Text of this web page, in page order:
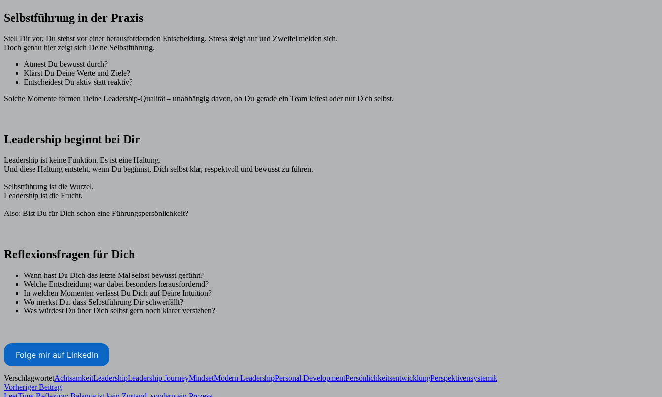
Selbstführung in der Praxis
Stell Dir vor, Du stehst vor einer herausfordernden Entscheidung. Stress steigt auf und Zweifel melden sich.
Doch genau hier zeigt sich Deine Selbstführung.
Atmest Du bewusst durch?
Klärst Du Deine Werte und Ziele?
Entscheidest Du aktiv statt reaktiv?
Solche Momente formen Deine Leadership-Qualität – unabhängig davon, ob Du gerade ein Team leitest oder nur Dich selbst.
Leadership beginnt bei Dir
Leadership ist keine Funktion. Es ist eine Haltung.
Und diese Haltung entsteht, wenn Du beginnst, Dich selbst klar, respektvoll und bewusst zu führen.
Selbstführung ist die Wurzel.
Leadership ist die Frucht.
Also: Bist Du für Dich schon eine Führungspersönlichkeit?
Reflexionsfragen für Dich
Wann hast Du Dich das letzte Mal selbst bewusst geführt?
Welche Entscheidung war dabei besonders herausfordernd?
In welchen Momenten verlässt Du Dich auf Deine Intuition?
Wo merkst Du, dass Selbstführung Dir schwerfällt?
Was würdest Du über Dich selbst gern noch klarer verstehen?
Folge mir auf LinkedIn
VerschlagwortetAchtsamkeitLeadershipLeadership JourneyMindsetModern LeadershipPersonal DevelopmentPersönlichkeitsentwicklungPerspektivensystemik
Beitragsnavigation
Vorheriger BeitragVorheriger